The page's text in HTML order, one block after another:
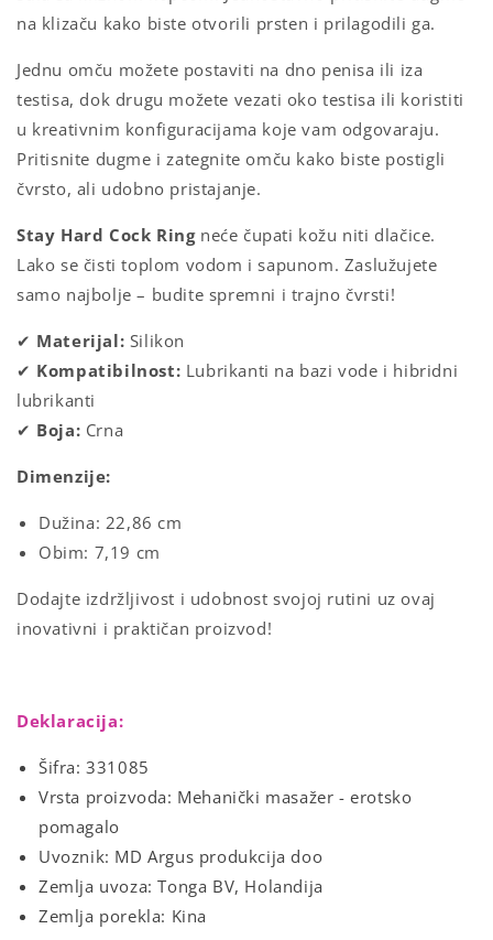
na klizaču kako biste otvorili prsten i prilagodili ga.
Jednu omču možete postaviti na dno penisa ili iza
testisa, dok drugu možete vezati oko testisa ili koristiti
u kreativnim konfiguracijama koje vam odgovaraju.
Pritisnite dugme i zategnite omču kako biste postigli
čvrsto, ali udobno pristajanje.
Stay Hard Cock Ringneće čupati kožu niti dlačice.
Lako se čisti toplom vodom i sapunom. Zaslužujete
samo najbolje – budite spremni i trajno čvrsti!
✔ Materijal: Silikon
✔ Kompatibilnost: Lubrikanti na bazi vode i hibridni
lubrikanti
✔ Boja: Crna
Dimenzije:
Dužina: 22,86 cm
Obim: 7,19 cm
Dodajte izdržljivost i udobnost svojoj rutini uz ovaj
inovativni i praktičan proizvod!
Deklaracija:
Šifra: 331085
Vrsta proizvoda: Mehanički masažer - erotsko
pomagalo
Uvoznik: MD Argus produkcija doo
Zemlja uvoza: Tonga BV, Holandija
Zemlja porekla: Kina